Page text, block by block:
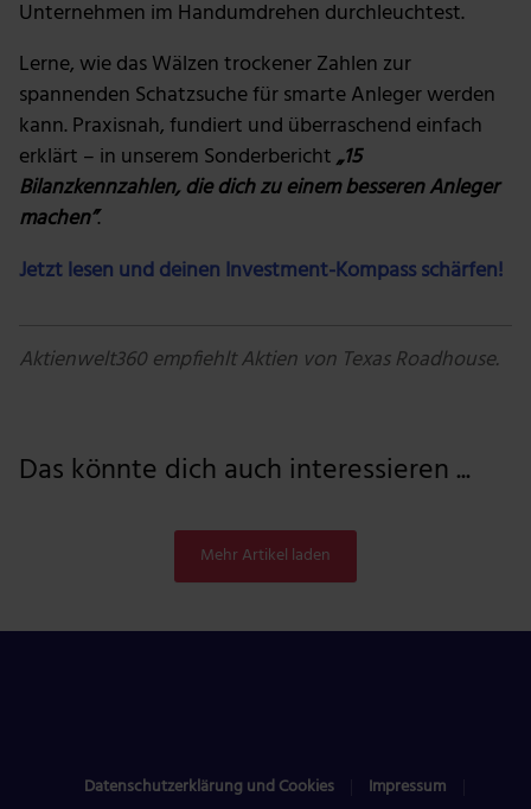
Unternehmen im Handumdrehen durchleuchtest.
Lerne, wie das Wälzen trockener Zahlen zur
spannenden Schatzsuche für smarte Anleger werden
kann. Praxisnah, fundiert und überraschend einfach
erklärt – in unserem Sonderbericht„15
Bilanzkennzahlen, die dich zu einem besseren Anleger
machen”.
Jetzt lesen und deinen Investment-Kompass schärfen!
Aktienwelt360 empfiehlt Aktien von Texas Roadhouse.
Das könnte dich auch interessieren ...
Mehr Artikel laden
Datenschutzerklärung und Cookies Impressum